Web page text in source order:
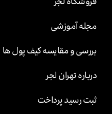
مجله آموزشی
بررسی و مقایسه کیف پول ها
درباره تهران لجر
ثبت رسید پرداخت